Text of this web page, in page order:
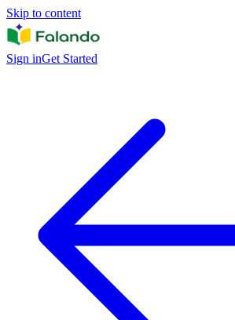
Skip to content
Sign inGet Started